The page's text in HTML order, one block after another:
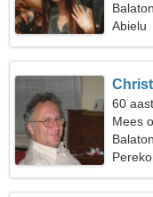
Abielu
60
Mees